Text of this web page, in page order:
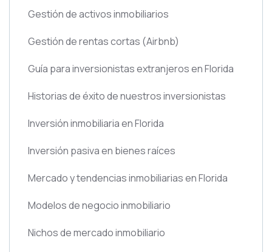
Gestión de activos inmobiliarios
Gestión de rentas cortas (Airbnb)
Guía para inversionistas extranjeros en Florida
Historias de éxito de nuestros inversionistas
Inversión inmobiliaria en Florida
Inversión pasiva en bienes raíces
Mercado y tendencias inmobiliarias en Florida
Modelos de negocio inmobiliario
Nichos de mercado inmobiliario